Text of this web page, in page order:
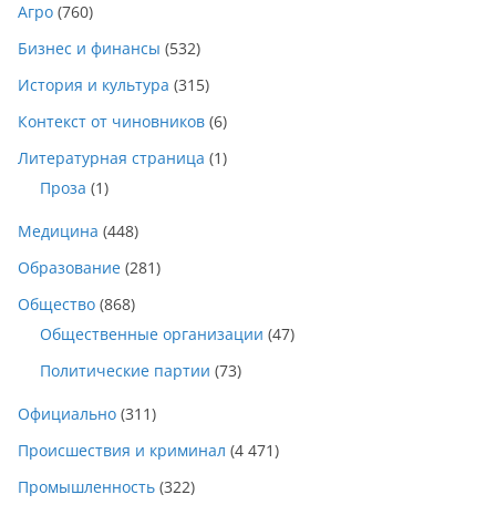
Агро (760)
Бизнес и финансы (532)
История и культура (315)
Контекст от чиновников (6)
Литературная страница (1)
Проза (1)
Медицина (448)
Образование (281)
Общество (868)
Общественные организации (47)
Политические партии (73)
Официально (311)
Происшествия и криминал (4 471)
Промышленность (322)